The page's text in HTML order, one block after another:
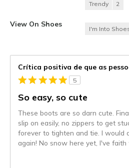
Trendy 2
View On Shoes
I'm Into
Crítica positiva de que as
5
So easy, so cute
These boots are so darn cute.
slip on easily, no zippers to get
forever to tighten and tie. I would
again! No snow here yet, I've faith